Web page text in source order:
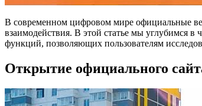
В современном цифровом мире официальные
взаимодействия. В этой статье мы углубимся
функций, позволяющих пользователям
Открытие официального